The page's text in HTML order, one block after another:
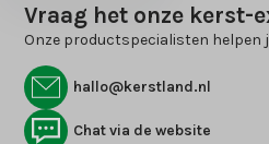
Vraag het onze kerst-
Onze productspecialisten helpen
hallo@kerstland.nl
Chat via de website